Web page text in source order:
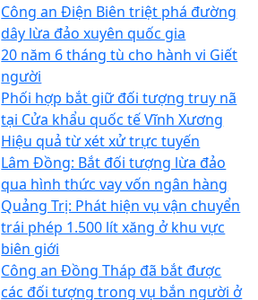
Công an Điện Biên triệt phá đường
dây lừa đảo xuyên quốc gia
20 năm 6 tháng tù cho hành vi Giết
người
Phối hợp bắt giữ đối tượng truy nã
tại Cửa khẩu quốc tế Vĩnh Xương
Hiệu quả từ xét xử trực tuyến
Lâm Đồng: Bắt đối tượng lừa đảo
qua hình thức vay vốn ngân hàng
Quảng Trị: Phát hiện vụ vận chuyển
trái phép 1.500 lít xăng ở khu vực
biên giới
Công an Đồng Tháp đã bắt được
các đối tượng trong vụ bắn người ở